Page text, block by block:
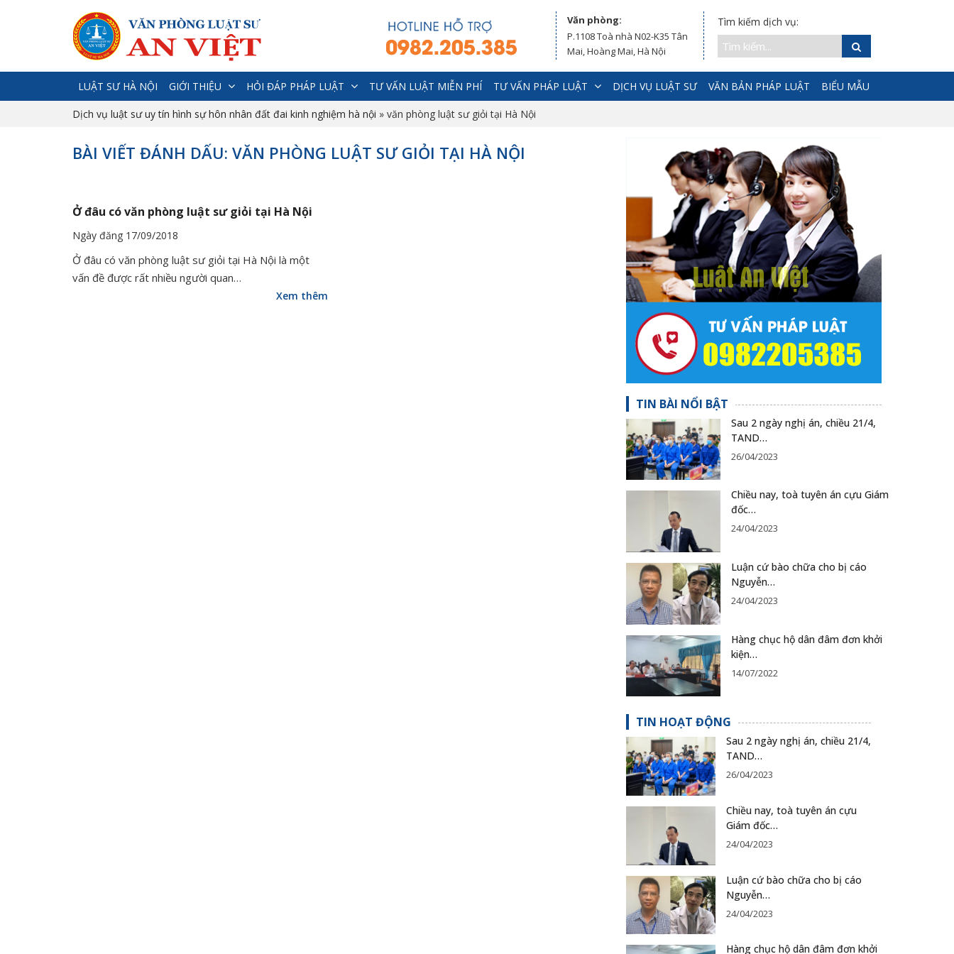
Văn phòng:
P.1108 Toà nhà N02-K35 Tân
Mai, Hoàng Mai, Hà Nội
Tìm kiếm dịch vụ:
LUẬT SƯ HÀ NỘI GIỚI THIỆU HỎI ĐÁP PHÁP LUẬT TƯ VẤN LUẬT MIỄN PHÍ TƯ VẤN PHÁP LUẬT DỊCH VỤ LUẬT SƯ VĂN BẢN PHÁP LUẬT BIỂU MẪU
Dịch vụ luật sư uy tín hình sự hôn nhân đất đai kinh nghiệm hà nội » văn phòng luật sư giỏi tại Hà Nội
BÀI VIẾT ĐÁNH DẤU: VĂN PHÒNG LUẬT SƯ GIỎI TẠI HÀ NỘI
Ở đâu có văn phòng luật sư giỏi tại Hà Nội
Ngày đăng 17/09/2018
Ở đâu có văn phòng luật sư giỏi tại Hà Nội là một
vấn đề được rất nhiều người quan…
Xem thêm
TIN BÀI NỔI BẬT
Sau 2 ngày nghị án, chiều 21/4,
TAND…
26/04/2023
Chiều nay, toà tuyên án cựu Giám
đốc…
24/04/2023
Luận cứ bào chữa cho bị cáo
Nguyễn…
24/04/2023
Hàng chục hộ dân đâm đơn khởi
kiện…
14/07/2022
TIN HOẠT ĐỘNG
Sau 2 ngày nghị án, chiều 21/4,
TAND…
26/04/2023
Chiều nay, toà tuyên án cựu
Giám đốc…
24/04/2023
Luận cứ bào chữa cho bị cáo
Nguyễn…
24/04/2023
Hàng chục hộ dân đâm đơn khởi